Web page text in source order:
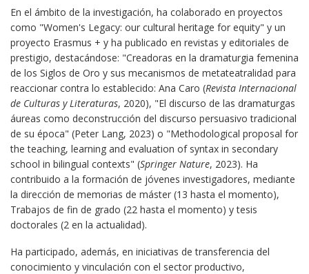
En el ámbito de la investigación, ha colaborado en proyectos
como "Women's Legacy: our cultural heritage for equity" y un
proyecto Erasmus + y ha publicado en revistas y editoriales de
prestigio, destacándose: "Creadoras en la dramaturgia femenina
de los Siglos de Oro y sus mecanismos de metateatralidad para
reaccionar contra lo establecido: Ana Caro (Revista Internacional
de Culturas y Literaturas, 2020), "El discurso de las dramaturgas
áureas como deconstrucción del discurso persuasivo tradicional
de su época" (Peter Lang, 2023) o "Methodological proposal for
the teaching, learning and evaluation of syntax in secondary
school in bilingual contexts" (Springer Nature, 2023). Ha
contribuido a la formación de jóvenes investigadores, mediante
la dirección de memorias de máster (13 hasta el momento),
Trabajos de fin de grado (22 hasta el momento) y tesis
doctorales (2 en la actualidad).
Ha participado, además, en iniciativas de transferencia del
conocimiento y vinculación con el sector productivo,